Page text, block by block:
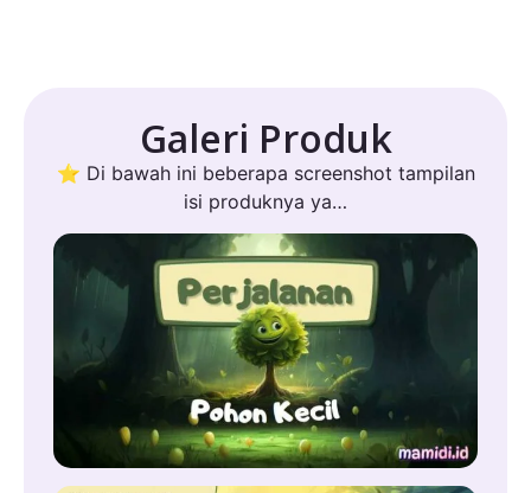
Galeri Produk
⭐ Di bawah ini beberapa screenshot tampilan
isi produknya ya…